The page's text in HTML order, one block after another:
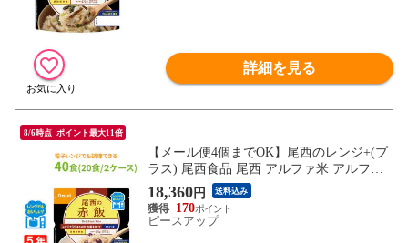
詳細を見る
8/6時点_ポイント最大11倍
【メール便4個までOK】尾西のレンジ+(プ
ラス) 尾西食品 尾西 アルファ米 アルファ
ー米 アルファ化米 電子レンジ 時短 非常食
非常食セット 保存食 防災食 保存食セット
おすすめ 登山 キャンプ
18,360円 送料込み
170
ピースアップ